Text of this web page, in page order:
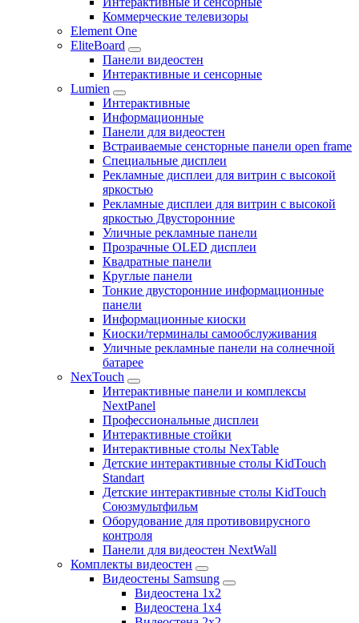
Коммерческие телевизоры
Element One
EliteBoard
Панели видеостен
Интерактивные и сенсорные
Lumien
Интерактивные
Информационные
Панели для видеостен
Встраиваемые сенсторные панели open frame
Специальные дисплеи
Рекламные дисплеи для витрин с высокой
яркостью
Рекламные дисплеи для витрин с высокой
яркостью Двусторонние
Уличные рекламные панели
Прозрачные OLED дисплеи
Квадратные панели
Круглые панели
Тонкие двусторонние информационные
панели
Информационные киоски
Киоски/терминалы самообслуживания
Уличные рекламные панели на солнечной
батарее
NexTouch
Интерактивные панели и комплексы
NextPanel
Профессиональные дисплеи
Интерактивные стойки
Интерактивные столы NexTable
Детские интерактивные столы KidTouch
Standart
Детские интерактивные столы KidTouch
Союзмультфильм
Оборудование для противовирусного
контроля
Панели для видеостен NextWall
Комплекты видеостен
Видеостены Samsung
Видеостена 1x2
Видеостена 1x4